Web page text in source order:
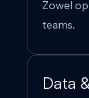
Zowel
teams.
Data